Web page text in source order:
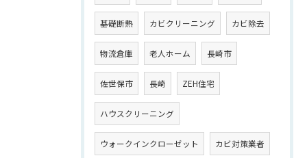
基礎断熱 カビクリーニング カビ除去
物流倉庫 老人ホーム 長崎市
佐世保市 長崎 ZEH住宅
ハウスクリーニング
ウォークインクローゼット カビ対策業者